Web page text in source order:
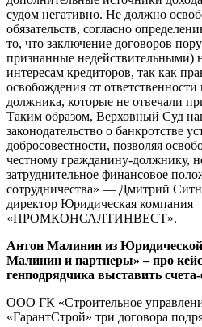
судом негативно. Не должно
обязательств, согласно
то, что заключение договоров
признанные недействительными)
интересам кредиторов, так как
освобождения от
должника, которые не отвечали
Таким образом, Верховный Суд
законодательство о банкротстве
добросовестности, позволяя
честному гражданину-должнику,
затруднительное финансовое
сотрудничества» — Дмитрий
директор Юридическая компания
«ПРОМКОНСАЛТИНВЕСТ».
Антон Малинин из
Малинин и партнеры» – про
генподрядчика выставить
ООО ГК «Строительное
«ГарантСтрой» три договора